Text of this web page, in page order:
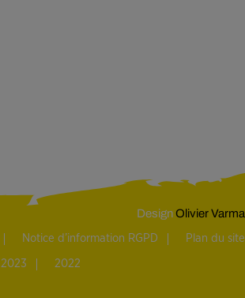
DesignOlivier Varma
Notice d’information RGPD Plan du site
2023 2022